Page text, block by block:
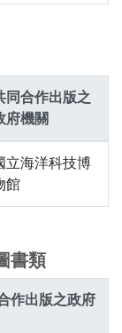
同合作出版之
府機關
立海洋科技博
館
書類
作出版之政府